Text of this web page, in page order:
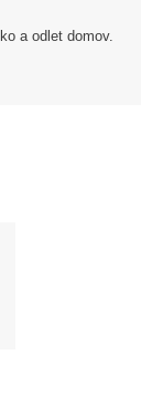
a odlet domov.